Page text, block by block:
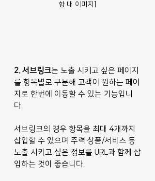
항 내 이미지]
2. 서브링크는 노출 시키고 싶은 페이지
를 항목별로 구분해 고객이 원하는 페이
지로 한번에 이동할 수 있는 기능입니
다.
서브링크의 경우 항목을 최대 4개까지
삽입할 수 있으며 주력 상품/서비스 등
노출 시키고 싶은 정보를 URL과 함께 삽
입하는 것이 좋습니다.